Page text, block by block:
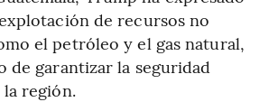
de recursos no
el petróleo y el gas natural,
de garantizar la seguridad
región.